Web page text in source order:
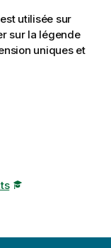
utilisée sur
sur la légende
uniques et